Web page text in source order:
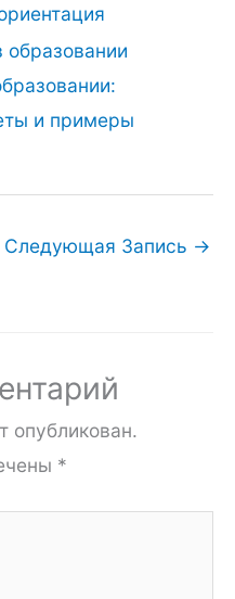
и примеры
Следующая Запись →
опубликован.
*